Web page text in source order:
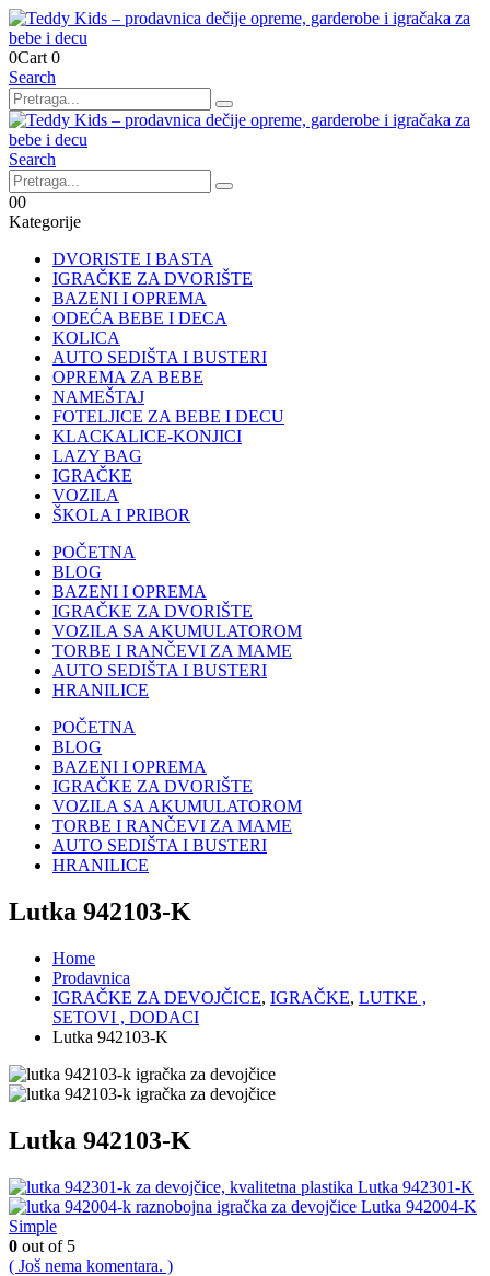
0Cart 0
Search
Search
00
Kategorije
DVORISTE I BASTA
IGRAČKE ZA DVORIŠTE
BAZENI I OPREMA
ODEĆA BEBE I DECA
KOLICA
AUTO SEDIŠTA I BUSTERI
OPREMA ZA BEBE
NAMEŠTAJ
FOTELJICE ZA BEBE I DECU
KLACKALICE-KONJICI
LAZY BAG
IGRAČKE
VOZILA
ŠKOLA I PRIBOR
POČETNA
BLOG
BAZENI I OPREMA
IGRAČKE ZA DVORIŠTE
VOZILA SA AKUMULATOROM
TORBE I RANČEVI ZA MAME
AUTO SEDIŠTA I BUSTERI
HRANILICE
POČETNA
BLOG
BAZENI I OPREMA
IGRAČKE ZA DVORIŠTE
VOZILA SA AKUMULATOROM
TORBE I RANČEVI ZA MAME
AUTO SEDIŠTA I BUSTERI
HRANILICE
Lutka 942103-K
Home
Prodavnica
IGRAČKE ZA DEVOJČICE, IGRAČKE, LUTKE ,
SETOVI , DODACI
Lutka 942103-K
Lutka 942103-K
Lutka 942301-K
Lutka 942004-K
Simple
0 out of 5
( Još nema komentara. )